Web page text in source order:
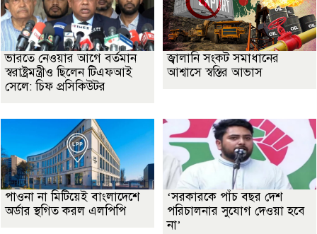
ভারতে নেওয়ার আগে বর্তমান
স্বরাষ্ট্রমন্ত্রীও ছিলেন টিএফআই
সেলে: চিফ প্রসিকিউটর
জ্বালানি সংকট সমাধানের
আশ্বাসে স্বস্তির আভাস
পাওনা না মিটিয়েই বাংলাদেশে
অর্ডার স্থগিত করল এলপিপি
‘সরকারকে পাঁচ বছর দেশ
পরিচালনার সুযোগ দেওয়া হবে
না’